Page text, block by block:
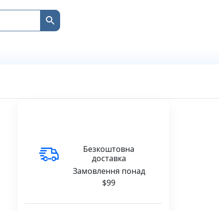
Безкоштовна
доставка
Замовлення понад
$99